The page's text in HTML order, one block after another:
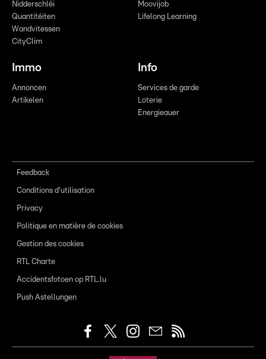
Nidderschléi
Quantitéiten
Wandvitessen
CityClim
Moovijob
Lifelong Learning
Immo
Annoncen
Artikelen
Info
Services de garde
Loterie
Energieauer
Feedback
Conditions d'utilisation
Privacy
Politique en matière de cookies
Gestion des cookies
RTL Charte
Accidentsfotoen op RTL.lu
Push Astellungen